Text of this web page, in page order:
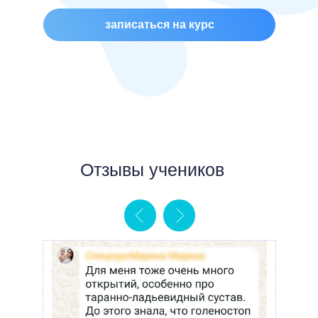
записаться на курс
Отзывы учеников
ОТЗЫВЫ ОТ
СПЕЦИАЛИСТОВ